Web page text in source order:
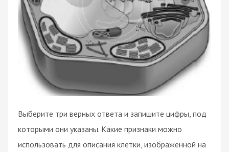
Выберите три верных ответа и запишите цифры, под
которыми они указаны. Какие признаки можно
использовать для описания клетки, изображённой на